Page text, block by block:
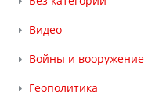
Видео
Войны и вооружение
Геополитика